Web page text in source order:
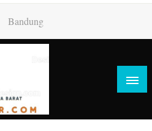
Bandung